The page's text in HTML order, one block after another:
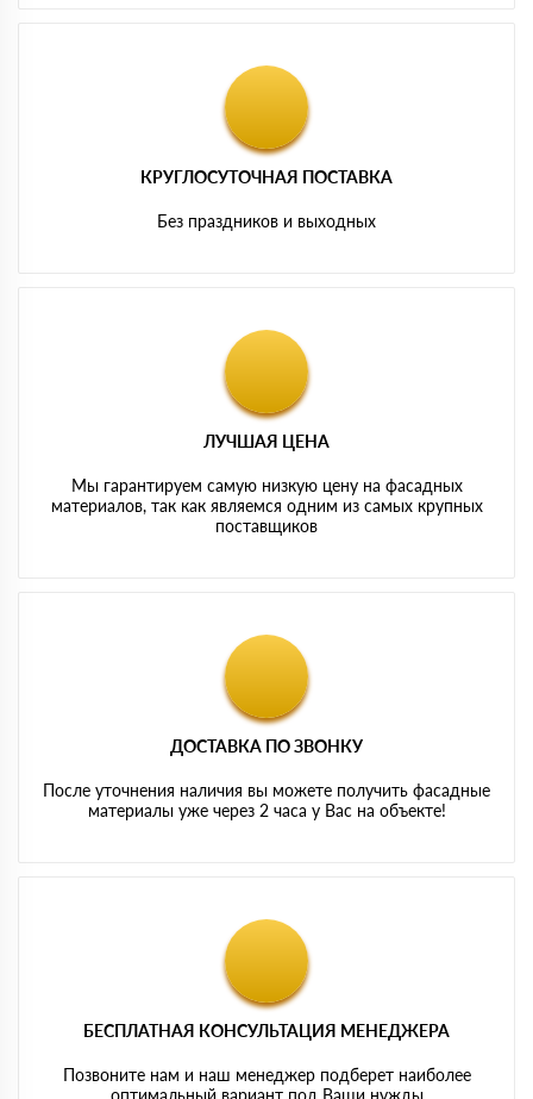
КРУГЛОСУТОЧНАЯ ПОСТАВКА
Без праздников и выходных
ЛУЧШАЯ ЦЕНА
Мы гарантируем самую низкую цену на фасадных
материалов, так как являемся одним из самых крупных
поставщиков
ДОСТАВКА ПО ЗВОНКУ
После уточнения наличия вы можете получить фасадные
материалы уже через 2 часа у Вас на объекте!
БЕСПЛАТНАЯ КОНСУЛЬТАЦИЯ МЕНЕДЖЕРА
Позвоните нам и наш менеджер подберет наиболее
оптимальный вариант под Ваши нужды